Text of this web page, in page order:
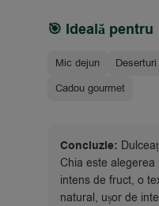
🎯 Ideală pentru
Mic dejun Deserturi
Cadou gourmet
Concluzie:
Chia este alegerea
intens de fruct, o
natural, ușor de